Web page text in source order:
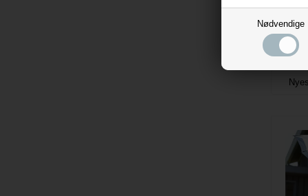
Nødvendige
enhed.
dit